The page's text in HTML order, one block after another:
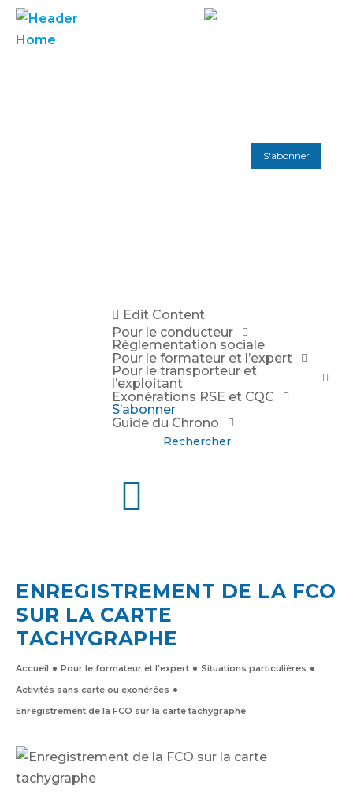
S'abonner
Edit Content
Pour le conducteur
Réglementation sociale
Pour le formateur et l’expert
Pour le transporteur et
l’exploitant
Exonérations RSE et CQC
S’abonner
Guide du Chrono
Rechercher
ENREGISTREMENT DE LA FCO
SUR LA CARTE
TACHYGRAPHE
Accueil Pour le formateur et l'expert
Situations particulières
Activités sans carte ou exonérées
Enregistrement de la FCO sur la carte tachygraphe